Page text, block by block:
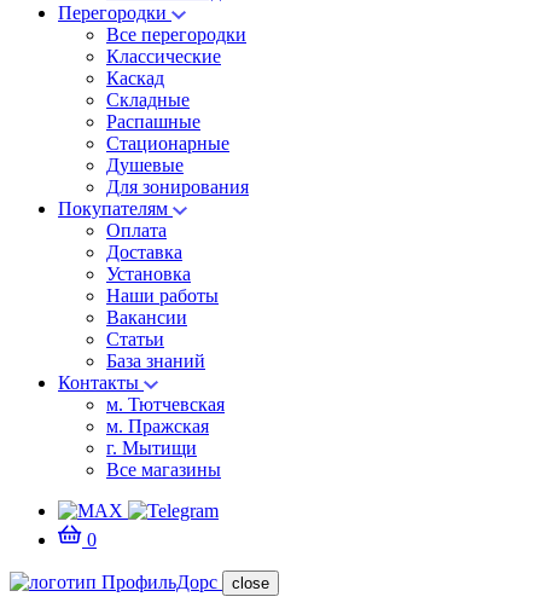
Перегородки
Все перегородки
Классические
Каскад
Складные
Распашные
Стационарные
Душевые
Для зонирования
Покупателям
Оплата
Доставка
Установка
Наши работы
Вакансии
Статьи
База знаний
Контакты
м. Тютчевская
м. Пражская
г. Мытищи
Все магазины
0
close